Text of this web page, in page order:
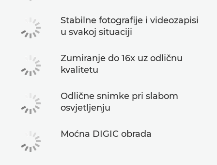
Stabilne fotografije i videozapisi
u svakoj situaciji
Zumiranje do 16x uz odličnu
kvalitetu
Odlične snimke pri slabom
osvjetljenju
Moćna DIGIC obrada